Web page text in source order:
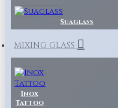
Suaglass
MIXING GLASS
Inox
Tattoo